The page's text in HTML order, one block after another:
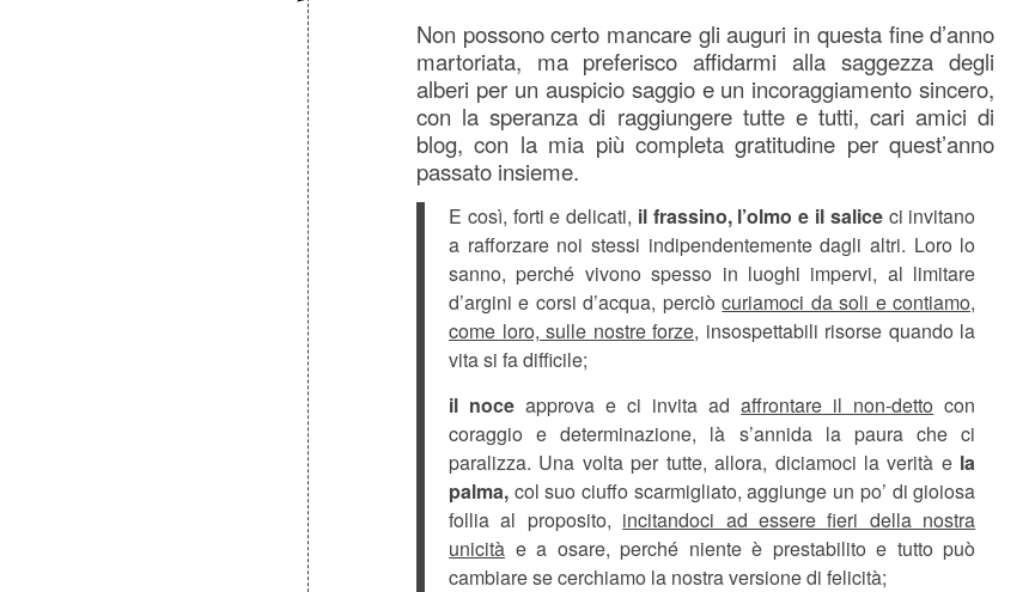
Non possono certo mancare gli auguri in questa fine d’anno
martoriata, ma preferisco affidarmi alla saggezza degli
alberi per un auspicio saggio e un incoraggiamento sincero,
con la speranza di raggiungere tutte e tutti, cari amici di
blog, con la mia più completa gratitudine per quest’anno
passato insieme.
E così, forti e delicati, il frassino, l’olmo e il saliceci invitano
a rafforzare noi stessi indipendentemente dagli altri. Loro lo
sanno, perché vivono spesso in luoghi impervi, al limitare
d’argini e corsi d’acqua, perciòcuriamoci da soli e contiamo,
come loro, sulle nostre forze, insospettabili risorse quando la
vita si fa difficile;
il noce approva e ci invita adaffrontare il non-detto con
coraggio e determinazione, là s’annida la paura che ci
paralizza. Una volta per tutte, allora, diciamoci la verità e la
palma, col suo ciuffo scarmigliato, aggiunge un po’ di gioiosa
follia al proposito, incitandoci ad essere fieri della nostra
unicità e a osare, perché niente è prestabilito e tutto può
cambiare se cerchiamo la nostra versione di felicità;